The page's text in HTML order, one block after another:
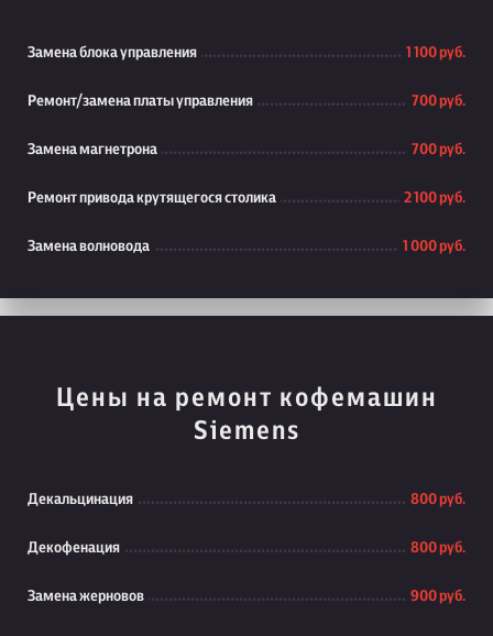
Замена блока управления 1 100 руб.
Ремонт/замена платы управления 700 руб.
Замена магнетрона 700 руб.
Ремонт привода крутящегося столика 2 100 руб.
Замена волновода 1 000 руб.
Цены на ремонт кофемашин
Siemens
Декальцинация 800 руб.
Декофенация 800 руб.
Замена жерновов 900 руб.